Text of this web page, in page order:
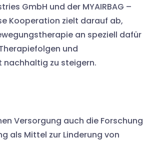
GmbH und der MYAIRBAG –
Kooperation zielt darauf ab,
an speziell dafür
und
nachhaltig zu steigern.
Versorgung auch die Forschung
als Mittel zur Linderung von